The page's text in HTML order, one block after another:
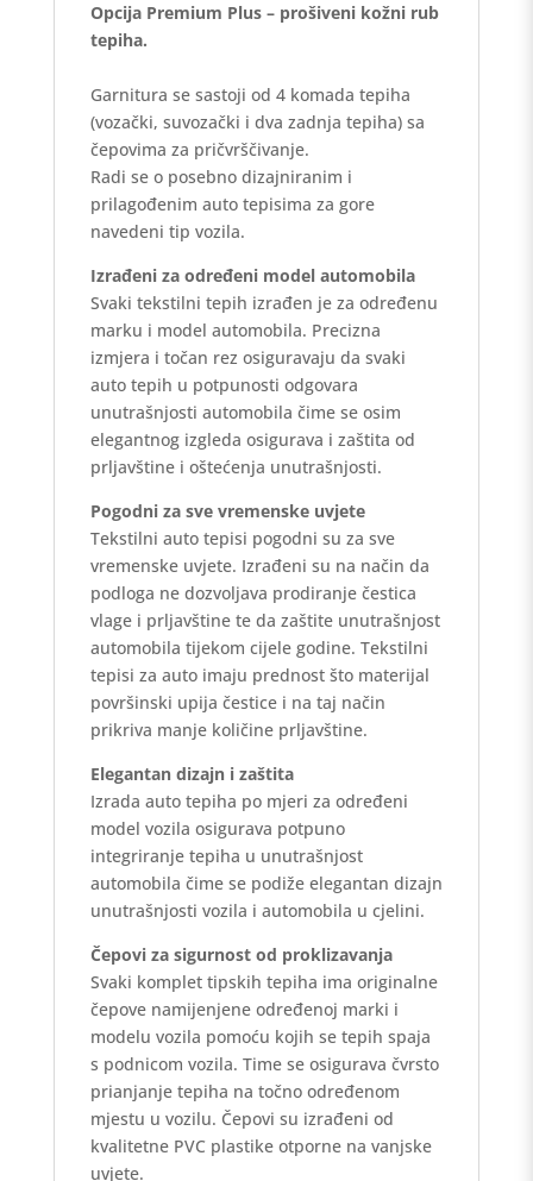
Opcija Premium Plus – prošiveni kožni rub
tepiha.
Garnitura se sastoji od 4 komada tepiha
(vozački, suvozački i dva zadnja tepiha) sa
čepovima za pričvrščivanje.
Radi se o posebno dizajniranim i
prilagođenim auto tepisima za gore
navedeni tip vozila.
Izrađeni za određeni model automobila
Svaki tekstilni tepih izrađen je za određenu
marku i model automobila. Precizna
izmjera i točan rez osiguravaju da svaki
auto tepih u potpunosti odgovara
unutrašnjosti automobila čime se osim
elegantnog izgleda osigurava i zaštita od
prljavštine i oštećenja unutrašnjosti.
Pogodni za sve vremenske uvjete
Tekstilni auto tepisi pogodni su za sve
vremenske uvjete. Izrađeni su na način da
podloga ne dozvoljava prodiranje čestica
vlage i prljavštine te da zaštite unutrašnjost
automobila tijekom cijele godine. Tekstilni
tepisi za auto imaju prednost što materijal
površinski upija čestice i na taj način
prikriva manje količine prljavštine.
Elegantan dizajn i zaštita
Izrada auto tepiha po mjeri za određeni
model vozila osigurava potpuno
integriranje tepiha u unutrašnjost
automobila čime se podiže elegantan dizajn
unutrašnjosti vozila i automobila u cjelini.
Čepovi za sigurnost od proklizavanja
Svaki komplet tipskih tepiha ima originalne
čepove namijenjene određenoj marki i
modelu vozila pomoću kojih se tepih spaja
s podnicom vozila. Time se osigurava čvrsto
prianjanje tepiha na točno određenom
mjestu u vozilu. Čepovi su izrađeni od
kvalitetne PVC plastike otporne na vanjske
uvjete.